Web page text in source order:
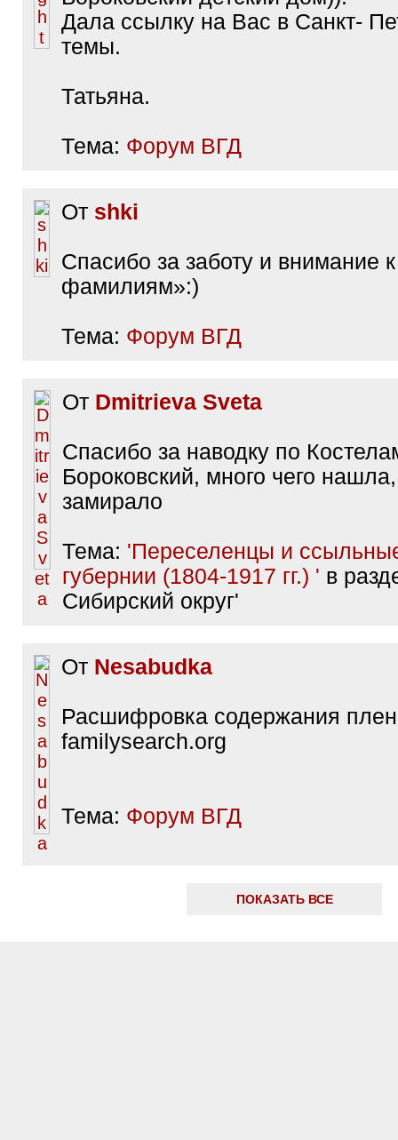
Дала ссылку на Вас в Санкт-
темы.
Татьяна.
Тема: Форум ВГД
От shki
Спасибо за заботу и внимание
фамилиям»:)
Тема: Форум ВГД
От Dmitrieva Sveta
Спасибо за наводку по
Бороковский, много чего
замирало
Тема: 'Переселенцы и
губернии (1804-1917 гг.) ' в
Сибирский округ'
От Nesabudka
Расшифровка содержания
familysearch.org
Тема: Форум ВГД
ПОКАЗАТЬ ВСЕ